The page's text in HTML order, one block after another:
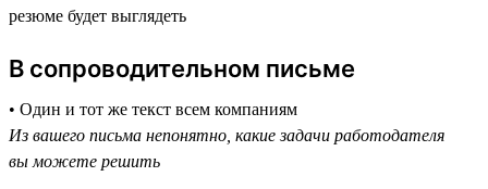
резюме будет выглядеть
В сопроводительном письме
• Один и тот же текст всем компаниям
Из вашего письма непонятно, какие задачи работодателя
вы можете решить